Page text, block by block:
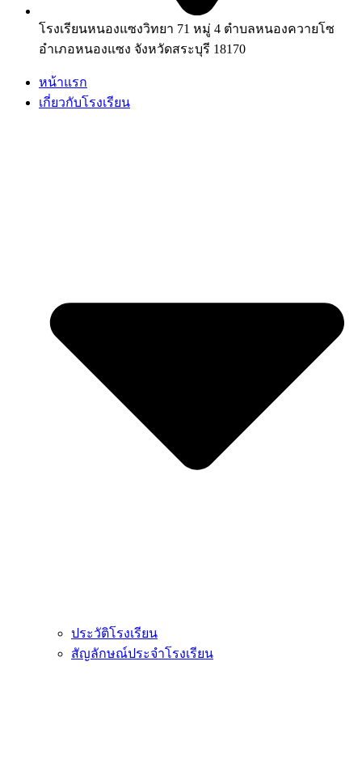
โรงเรียนหนองแซงวิทยา 71 หมู่ 4 ตำบลหนองควายโซ
อำเภอหนองแซง จังหวัดสระบุรี 18170
หน้าแรก
เกี่ยวกับโรงเรียน
ประวัติโรงเรียน
สัญลักษณ์ประจำโรงเรียน